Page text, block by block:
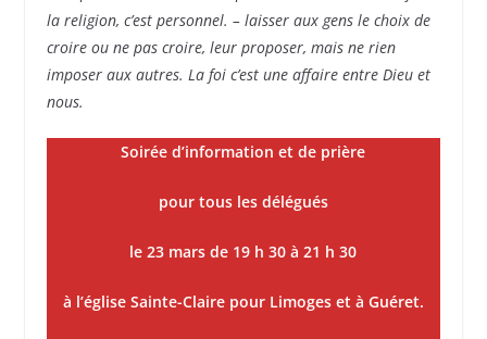
la religion, c’est personnel. – laisser aux gens le choix de
croire ou ne pas croire, leur proposer, mais ne rien
imposer aux autres. La foi c’est une affaire entre Dieu et
nous.
Soirée d’information et de prière
pour tous les délégués
le 23 mars de 19 h 30 à 21 h 30
à l’église Sainte-Claire pour Limoges et à Guéret.